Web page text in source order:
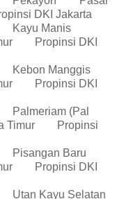
DKI Jakarta
Kayu Manis
Propinsi DKI
Kebon Manggis
Propinsi DKI
Palmeriam (Pal
Timur
Propinsi
Pisangan Baru
Propinsi DKI
Utan Kayu Selatan